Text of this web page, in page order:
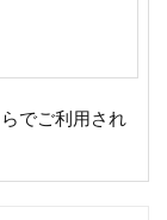
でご利用され